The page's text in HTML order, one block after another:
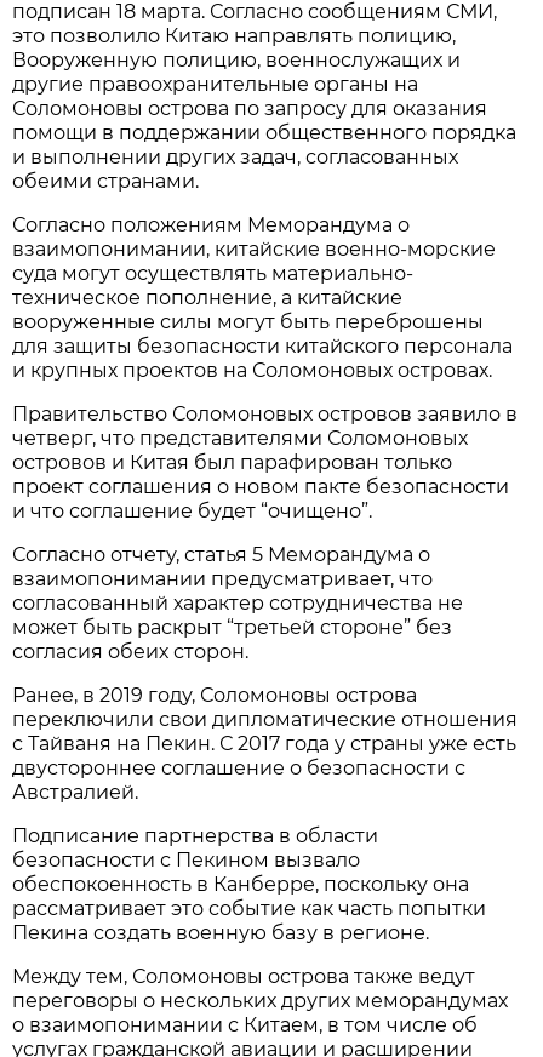
подписан 18 марта. Согласно сообщениям СМИ,
это позволило Китаю направлять полицию,
Вооруженную полицию, военнослужащих и
другие правоохранительные органы на
Соломоновы острова по запросу для оказания
помощи в поддержании общественного порядка
и выполнении других задач, согласованных
обеими странами.
Согласно положениям Меморандума о
взаимопонимании, китайские военно-морские
суда могут осуществлять материально-
техническое пополнение, а китайские
вооруженные силы могут быть переброшены
для защиты безопасности китайского персонала
и крупных проектов на Соломоновых островах.
Правительство Соломоновых островов заявило в
четверг, что представителями Соломоновых
островов и Китая был парафирован только
проект соглашения о новом пакте безопасности
и что соглашение будет “очищено”.
Согласно отчету, статья 5 Меморандума о
взаимопонимании предусматривает, что
согласованный характер сотрудничества не
может быть раскрыт “третьей стороне” без
согласия обеих сторон.
Ранее, в 2019 году, Соломоновы острова
переключили свои дипломатические отношения
с Тайваня на Пекин. С 2017 года у страны уже есть
двустороннее соглашение о безопасности с
Австралией.
Подписание партнерства в области
безопасности с Пекином вызвало
обеспокоенность в Канберре, поскольку она
рассматривает это событие как часть попытки
Пекина создать военную базу в регионе.
Между тем, Соломоновы острова также ведут
переговоры о нескольких других меморандумах
о взаимопонимании с Китаем, в том числе об
услугах гражданской авиации и расширении